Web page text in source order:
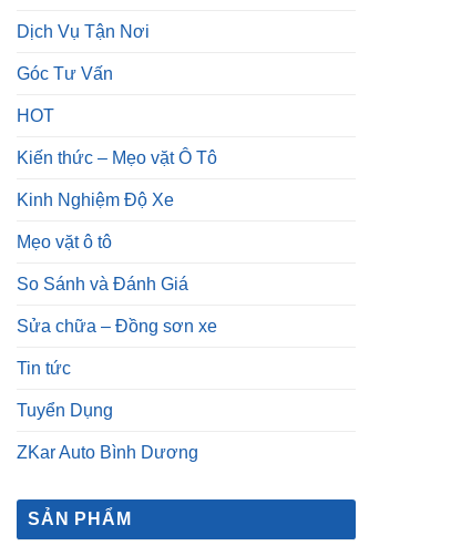
Dịch Vụ Tận Nơi
Góc Tư Vấn
HOT
Kiến thức – Mẹo vặt Ô Tô
Kinh Nghiệm Độ Xe
Mẹo vặt ô tô
So Sánh và Đánh Giá
Sửa chữa – Đồng sơn xe
Tin tức
Tuyển Dụng
ZKar Auto Bình Dương
SẢN PHẨM